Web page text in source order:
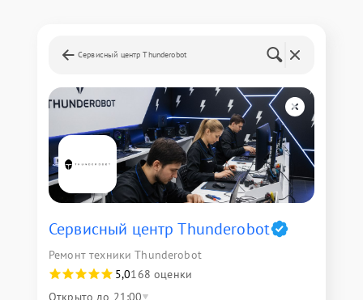
Сервисный центр Thunderobot
Сервисный центр Thunderobot
Ремонт техники Thunderobot
5,0168 оценки
Открыто до 21:00